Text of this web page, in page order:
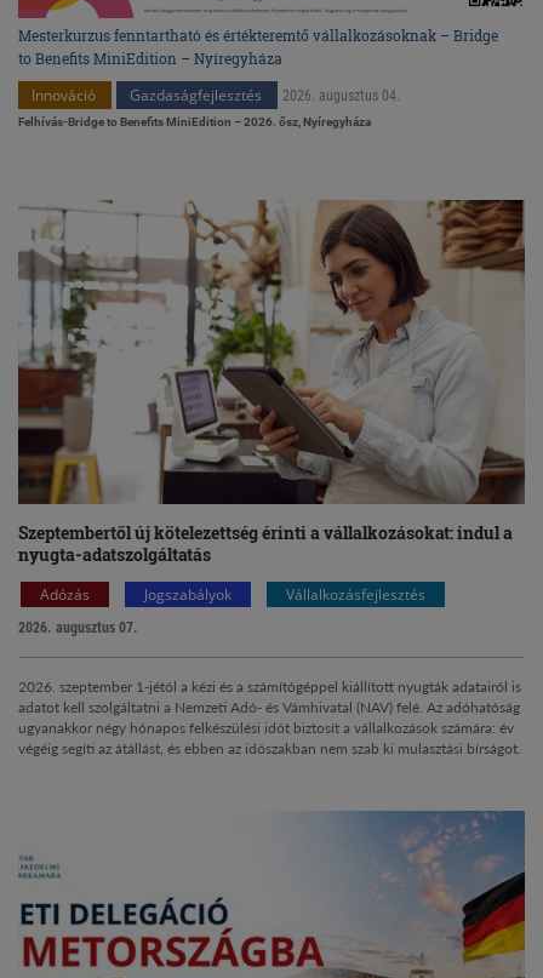
Mesterkurzus fenntartható és értékteremtő vállalkozásoknak – Bridge
to Benefits MiniEdition – Nyíregyháza
Innováció Gazdaságfejlesztés 2026. augusztus 04.
Felhívás-Bridge to Benefits MiniEdition – 2026. ősz, Nyíregyháza
Szeptembertől új kötelezettség érinti a vállalkozásokat: indul a
nyugta-adatszolgáltatás
Adózás Jogszabályok Vállalkozásfejlesztés
2026. augusztus 07.
2026. szeptember 1-jétől a kézi és a számítógéppel kiállított nyugták adatairól is
adatot kell szolgáltatni a Nemzeti Adó- és Vámhivatal (NAV) felé. Az adóhatóság
ugyanakkor négy hónapos felkészülési időt biztosít a vállalkozások számára: év
végéig segíti az átállást, és ebben az időszakban nem szab ki mulasztási bírságot.